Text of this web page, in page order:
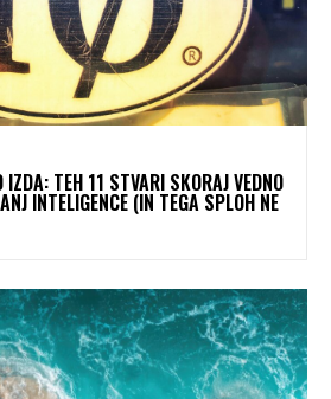
TEH 11 STVARI SKORAJ VEDNO
INTELIGENCE (IN TEGA SPLOH NE